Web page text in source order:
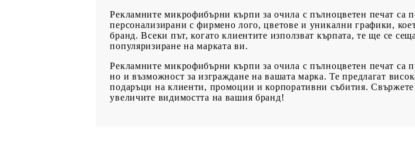
Рекламните микрофибърни кърпи за очила с пълноцветен печат са
персонализирани с фирмено лого, цветове и уникални графики,
бранд. Всеки път, когато клиентите използват кърпата, те ще се
популяризиране на марката ви.
Рекламните микрофибърни кърпи за очила с пълноцветен печат са
но и възможност за изграждане на вашата марка. Те предлагат
подаръци на клиенти, промоции и корпоративни събития.
увеличите видимостта на вашия бранд!